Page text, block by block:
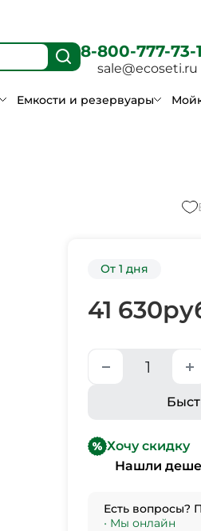
8-800-777-73-
sale@ecoseti.ru
Емкости и резервуары
От 1 дня
41 630
Хочу скидку
Нашли
Есть вопросы?
• Мы онлайн